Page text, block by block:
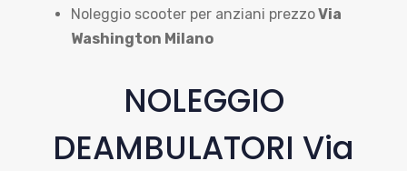
Noleggio scooter per anziani prezzoVia
Washington Milano
NOLEGGIO
DEAMBULATORI Via